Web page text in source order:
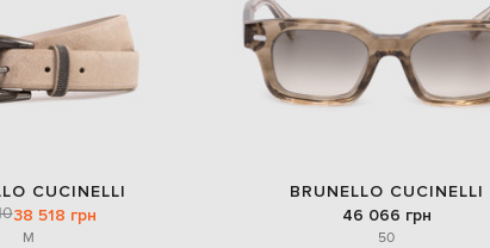
CUCINELLI
38 518 грн
M
BRUNELLO CUCINELLI
46 066 грн
50